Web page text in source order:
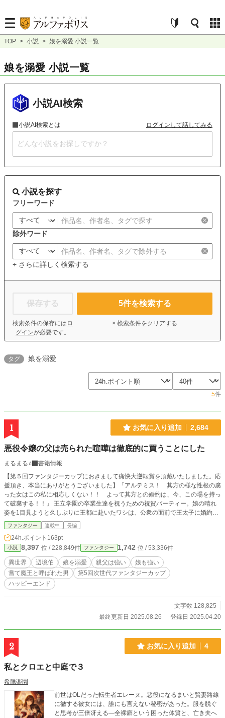
TOP > 小説 > 娘を溺愛 小説一覧
娘を溺愛 小説一覧
小説AI検索
小説AI検索とは ログインして話してみる
小説を探す
フリーワード
除外ワード
+ さらに詳しく検索する
保存する
検索条件の保存には ロ
グインが必要です。
5件を検索する
× 検索条件をクリアする
タグ 娘を溺愛
5件
1 お気に入り追加 2,684
悪役令嬢の父は売られた喧嘩は徹底的に買うことにした
まるまる⭐️
書籍情報
【第５回ファンタジーカップにおきまして痛快大逆転賞を頂戴いたしました。応
援頂き、本当にありがとうございました】「アルテミス！ 其方の様な性根の腐
った女はこの私に相応しくない！！ よって其方との婚約は、今、この場を持っ
て破棄する！！」 王立学園の卒業生達を祝うための祝賀パーティー。娘の晴れ
姿を1目見ようと久しぶりに王都に赴いたワシは、公衆の面前で王太子に婚約破
棄される愛する娘の姿を見て愕然とした。 大事な娘を守ろうと飛び出したワシ
は、王太子と対峙するうちに、この婚約破棄の裏に隠れた黒幕の存在に気が付
く。 おのれ。ワシの可愛いアルテミスちゃんの今までの血の滲む様な努力を台
無しにしおって……。 ワシの怒りに火がついた。 ところが反撃しようとその黒
幕を探るうち、その奥には陰謀と更なる黒幕の存在が……。 乗り掛かった船。
ここでやめては男が廃る。売られた喧嘩は徹底的に買おうではないか！！ ※※
ファンタジーカップ、折角のお祭りです。遅ればせながら参加してみます。
ファンタジー 連載中 長編
24h.ポイント 163pt
小説 8,397 位 / 228,849件 ファンタジー 1,742 位 / 53,336件
異世界 辺境伯 娘を溺愛 親父は強い
娘も強い
嘗て魔王と呼ばれた男
第5回次世代ファンタジーカップ
ハッピーエンド
文字数 128,825
最終更新日 2025.08.26
登録日 2025.04.20
2 お気に入り追加 4
私とクロエと中庭で３
希臘楽園
前世はOLだった転生者エレーヌ。悪役になるまいと賢妻路線
に徹する彼女には、誰にも言えない秘密があった。服を脱ぐ
と思考が三倍冴える—全裸癖という困った体質と、亡き夫へ